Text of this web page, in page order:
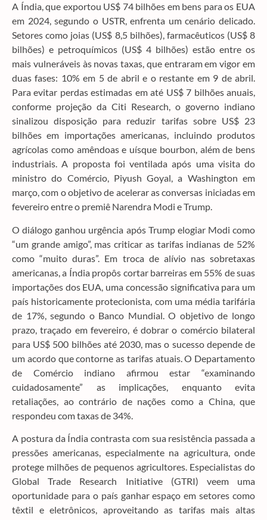
A Índia, que exportou US$ 74 bilhões em bens para os EUA
em 2024, segundo o USTR, enfrenta um cenário delicado.
Setores como joias (US$ 8,5 bilhões), farmacêuticos (US$ 8
bilhões) e petroquímicos (US$ 4 bilhões) estão entre os
mais vulneráveis às novas taxas, que entraram em vigor em
duas fases: 10% em 5 de abril e o restante em 9 de abril.
Para evitar perdas estimadas em até US$ 7 bilhões anuais,
conforme projeção da Citi Research, o governo indiano
sinalizou disposição para reduzir tarifas sobre US$ 23
bilhões em importações americanas, incluindo produtos
agrícolas como amêndoas e uísque bourbon, além de bens
industriais. A proposta foi ventilada após uma visita do
ministro do Comércio, Piyush Goyal, a Washington em
março, com o objetivo de acelerar as conversas iniciadas em
fevereiro entre o premiê Narendra Modi e Trump.
O diálogo ganhou urgência após Trump elogiar Modi como
“um grande amigo”, mas criticar as tarifas indianas de 52%
como “muito duras”. Em troca de alívio nas sobretaxas
americanas, a Índia propôs cortar barreiras em 55% de suas
importações dos EUA, uma concessão significativa para um
país historicamente protecionista, com uma média tarifária
de 17%, segundo o Banco Mundial. O objetivo de longo
prazo, traçado em fevereiro, é dobrar o comércio bilateral
para US$ 500 bilhões até 2030, mas o sucesso depende de
um acordo que contorne as tarifas atuais. O Departamento
de Comércio indiano afirmou estar “examinando
cuidadosamente” as implicações, enquanto evita
retaliações, ao contrário de nações como a China, que
respondeu com taxas de 34%.
A postura da Índia contrasta com sua resistência passada a
pressões americanas, especialmente na agricultura, onde
protege milhões de pequenos agricultores. Especialistas do
Global Trade Research Initiative (GTRI) veem uma
oportunidade para o país ganhar espaço em setores como
têxtil e eletrônicos, aproveitando as tarifas mais altas